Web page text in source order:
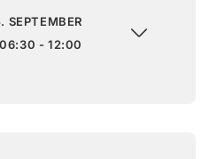
SEPTEMBER
06:30 - 12:00